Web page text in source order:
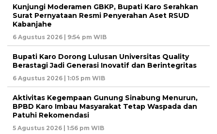
Kunjungi Moderamen GBKP, Bupati Karo Serahkan
Surat Pernyataan Resmi Penyerahan Aset RSUD
Kabanjahe
6 Agustus 2026 | 9:54 pm WIB
Bupati Karo Dorong Lulusan Universitas Quality
Berastagi Jadi Generasi Inovatif dan Berintegritas
6 Agustus 2026 | 1:05 pm WIB
Aktivitas Kegempaan Gunung Sinabung Menurun,
BPBD Karo Imbau Masyarakat Tetap Waspada dan
Patuhi Rekomendasi
5 Agustus 2026 | 1:56 pm WIB